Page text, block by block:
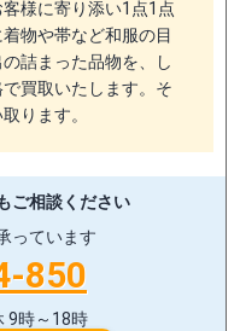
様に寄り添い1点1点
物や帯など和服の目
詰まった品物を、し
買取いたします。そ
ります。
ご相談ください
っています
850
9時～18時